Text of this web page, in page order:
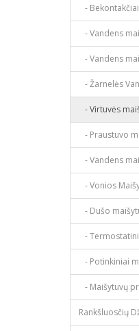
-
- Vandens
- Vandens
- Žarnelės
- Virtuvės
- Praustuvo
- Vandens
- Vonios
- Dušo
-
- Potinkiniai
- Maišytuvų
Rankšluosčių